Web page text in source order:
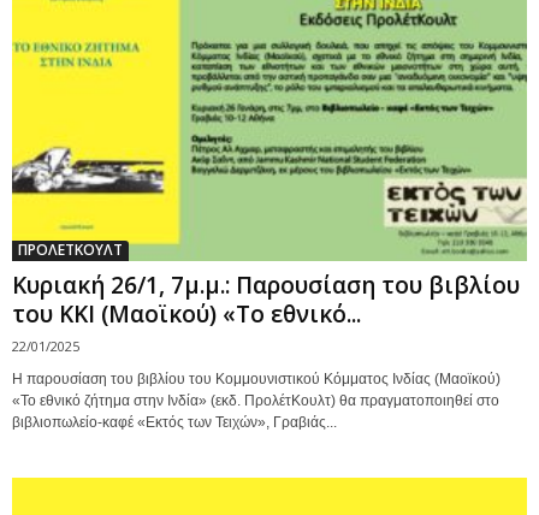
ΠΡΟΛΕΤΚΟΥΛΤ
Κυριακή 26/1, 7μ.μ.: Παρουσίαση του βιβλίου
του ΚΚΙ (Μαοϊκού) «Το εθνικό...
22/01/2025
Η παρουσίαση του βιβλίου του Κομμουνιστικού Κόμματος Ινδίας (Μαοϊκού)
«Το εθνικό ζήτημα στην Ινδία» (εκδ. ΠρολέτΚουλτ) θα πραγματοποιηθεί στο
βιβλιοπωλείο-καφέ «Εκτός των Τειχών», Γραβιάς...